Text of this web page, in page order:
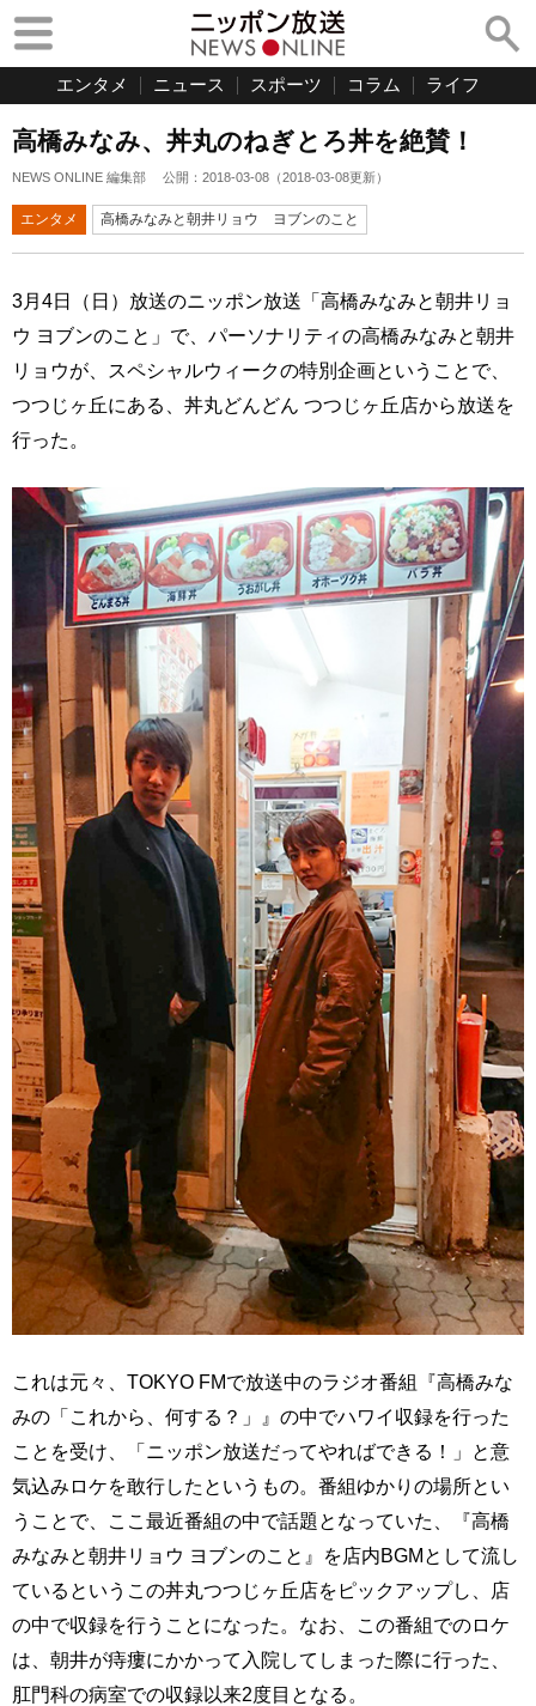
エンタメ ニュース スポーツ コラム ライフ
高橋みなみ、丼丸のねぎとろ丼を絶賛！
NEWS ONLINE 編集部 公開： 2018-03-08 （2018-03-08更新）
エンタメ 高橋みなみと朝井リョウ ヨブンのこと
3月4日（日）放送のニッポン放送「高橋みなみと朝井リョ
ウ ヨブンのこと」で、パーソナリティの高橋みなみと朝井
リョウが、スペシャルウィークの特別企画ということで、
つつじヶ丘にある、丼丸どんどん つつじヶ丘店から放送を
行った。
これは元々、TOKYO FMで放送中のラジオ番組『高橋みな
みの「これから、何する？」』の中でハワイ収録を行った
ことを受け、「ニッポン放送だってやればできる！」と意
気込みロケを敢行したというもの。番組ゆかりの場所とい
うことで、ここ最近番組の中で話題となっていた、『高橋
みなみと朝井リョウ ヨブンのこと』を店内BGMとして流し
ているというこの丼丸つつじヶ丘店をピックアップし、店
の中で収録を行うことになった。なお、この番組でのロケ
は、朝井が痔瘻にかかって入院してしまった際に行った、
肛門科の病室での収録以来2度目となる。